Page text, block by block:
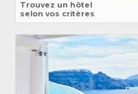
Trouvez un hôtel
selon vos critères